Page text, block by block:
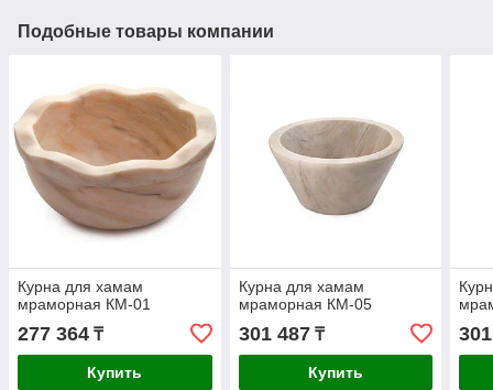
Подобные товары компании
Курна для хамам
мраморная КМ-01
277 364 ₸
Купить
Курна для хамам
мраморная КМ-05
301 487₸
Купить